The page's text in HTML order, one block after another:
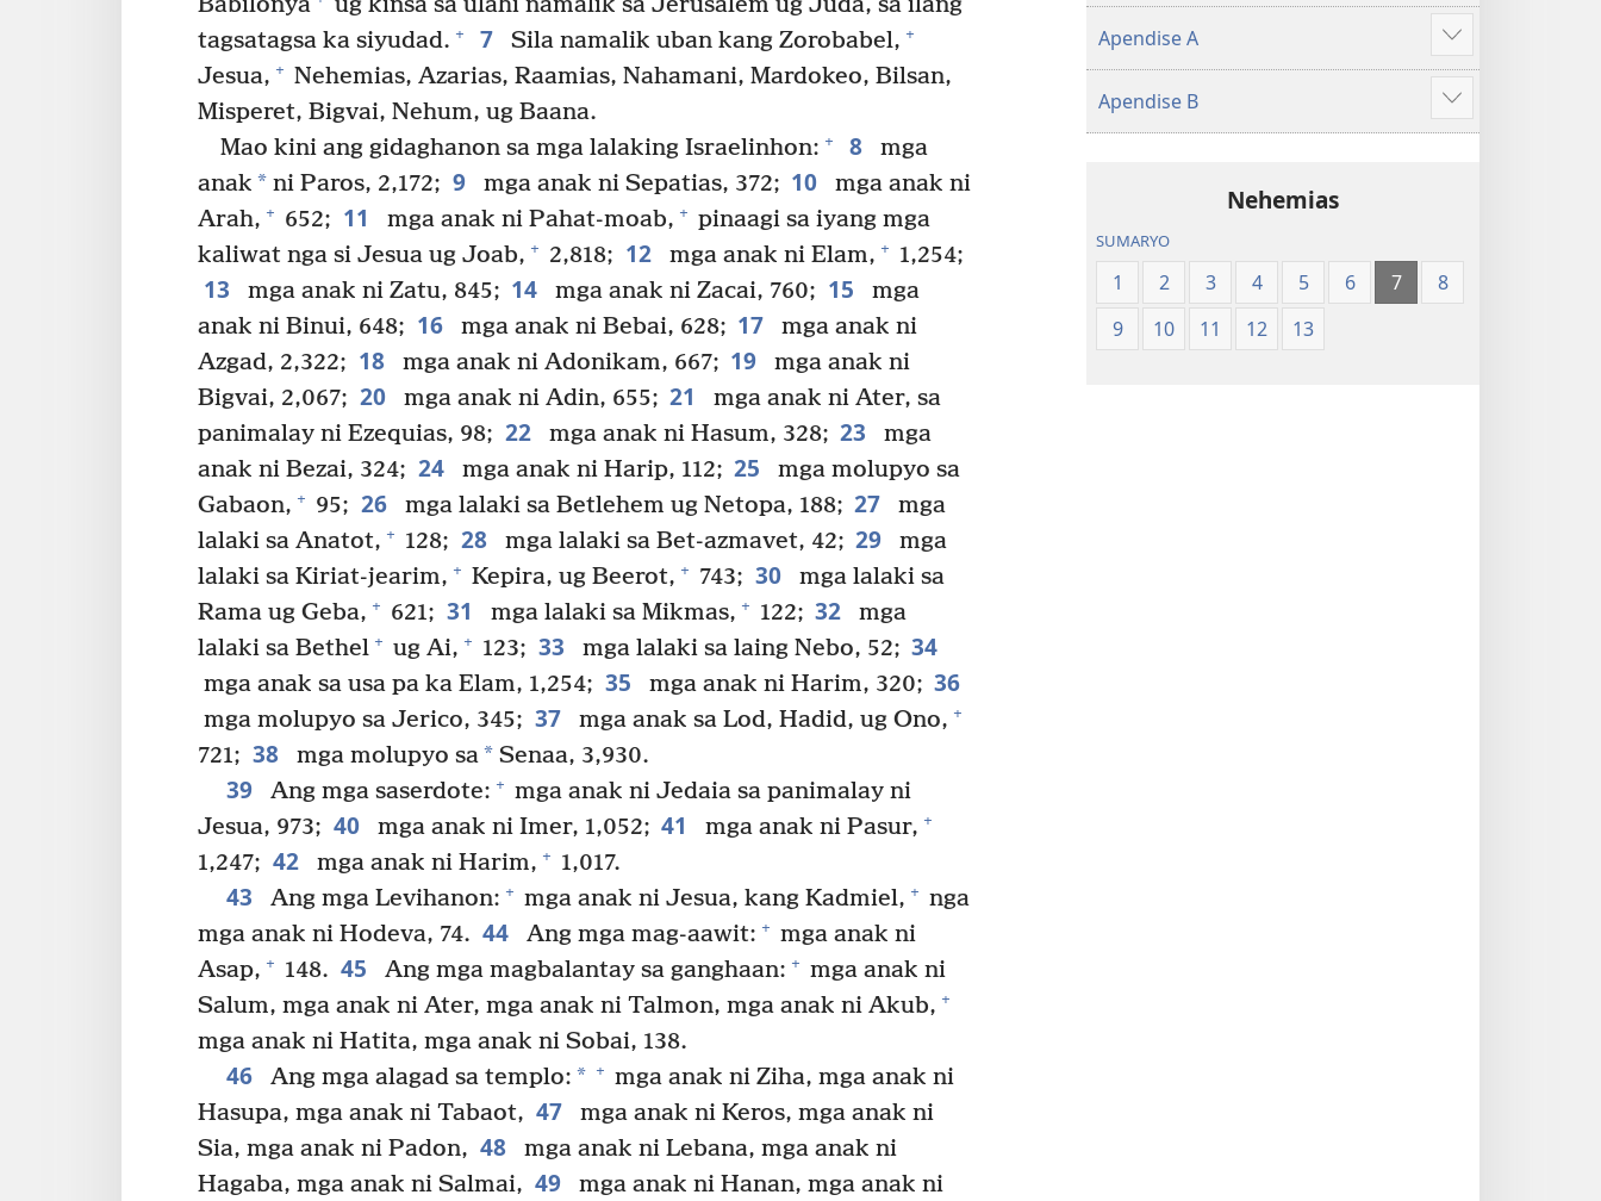
tagsatagsa ka siyudad. + 7 Sila namalik uban kang Zorobabel, +
Jesua, + Nehemias, Azarias, Raamias, Nahamani, Mardokeo, Bilsan,
Misperet, Bigvai, Nehum, ug Baana.
Mao kini ang gidaghanon sa mga lalaking Israelinhon: + 8
mga
anak * ni Paros, 2,172; 9 mga anak ni Sepatias, 372; 10
mga anak ni
Arah, + 652; 11 mga anak ni Pahat-moab, + pinaagi sa iyang mga
kaliwat nga si Jesua ug Joab, + 2,818; 12 mga anak ni Elam, + 1,254;
13 mga anak ni Zatu, 845; 14 mga anak ni Zacai, 760; 15
mga
anak ni Binui, 648; 16 mga anak ni Bebai, 628; 17
mga anak ni
Azgad, 2,322; 18 mga anak ni Adonikam, 667; 19
mga anak ni
Bigvai, 2,067; 20 mga anak ni Adin, 655; 21
mga anak ni Ater, sa
panimalay ni Ezequias, 98; 22 mga anak ni Hasum, 328; 23
mga
anak ni Bezai, 324; 24 mga anak ni Harip, 112; 25
mga molupyo sa
Gabaon, + 95; 26 mga lalaki sa Betlehem ug Netopa, 188; 27
mga
lalaki sa Anatot, + 128; 28 mga lalaki sa Bet-azmavet, 42; 29
mga
lalaki sa Kiriat-jearim, + Kepira, ug Beerot, + 743; 30
mga lalaki sa
Rama ug Geba, + 621; 31 mga lalaki sa Mikmas, + 122; 32
mga
lalaki sa Bethel + ug Ai, + 123; 33 mga lalaki sa laing Nebo, 52; 34
mga anak sa usa pa ka Elam, 1,254; 35 mga anak ni Harim, 320; 36
mga molupyo sa Jerico, 345; 37 mga anak sa Lod, Hadid, ug Ono, +
721; 38 mga molupyo sa*Senaa, 3,930.
39 Ang mga saserdote: + mga anak ni Jedaia sa panimalay ni
Jesua, 973; 40 mga anak ni Imer, 1,052; 41 mga anak ni Pasur, +
1,247; 42 mga anak ni Harim, + 1,017.
43 Ang mga Levihanon: + mga anak ni Jesua, kang Kadmiel, + nga
mga anak ni Hodeva, 74. 44 Ang mga mag-aawit: + mga anak ni
Asap, + 148. 45 Ang mga magbalantay sa ganghaan: + mga anak ni
Salum, mga anak ni Ater, mga anak ni Talmon, mga anak ni Akub, +
mga anak ni Hatita, mga anak ni Sobai, 138.
46 Ang mga alagad sa templo: * + mga anak ni Ziha, mga anak ni
Hasupa, mga anak ni Tabaot, 47
mga anak ni Keros, mga anak ni
Sia, mga anak ni Padon, 48
mga anak ni Lebana, mga anak ni
Hagaba, mga anak ni Salmai, 49
mga anak ni Hanan, mga anak ni
New
Translation
the
Holy
New
Translation
the
Holy
Apendise A
Ipakita
ang
uban
pa
Apendise B
Ipakita
ang
Nehemias
SUMARYO
1 2 3 4 5 6 7
8
9
10 11 12 13